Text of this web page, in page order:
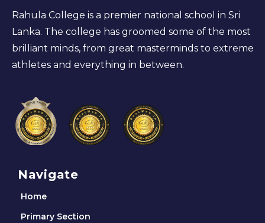
Rahula College is a premier national school in Sri
Lanka. The college has groomed some of the most
brilliant minds, from great masterminds to extreme
athletes and everything in between.
Navigate
Home
Primary Section